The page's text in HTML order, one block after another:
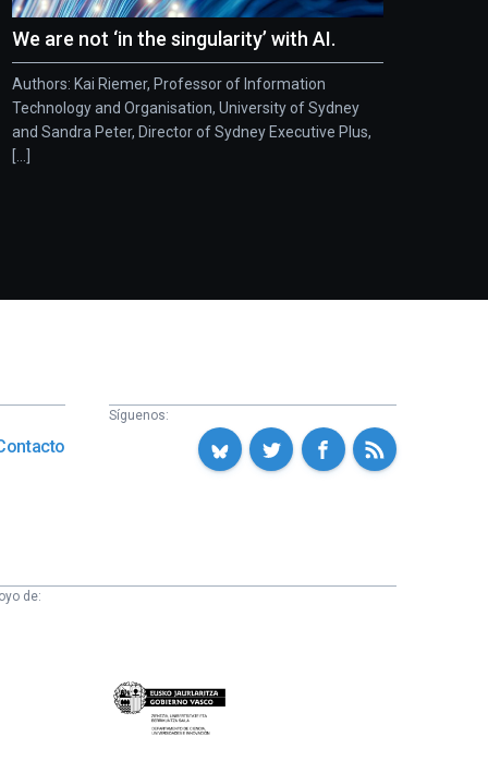
We are not ‘in the singularity’ with AI.
Authors: Kai Riemer, Professor of Information
Technology and Organisation, University of Sydney
and Sandra Peter, Director of Sydney Executive Plus,
[...]
Síguenos:
de:
Eusko
Jaurlaritza